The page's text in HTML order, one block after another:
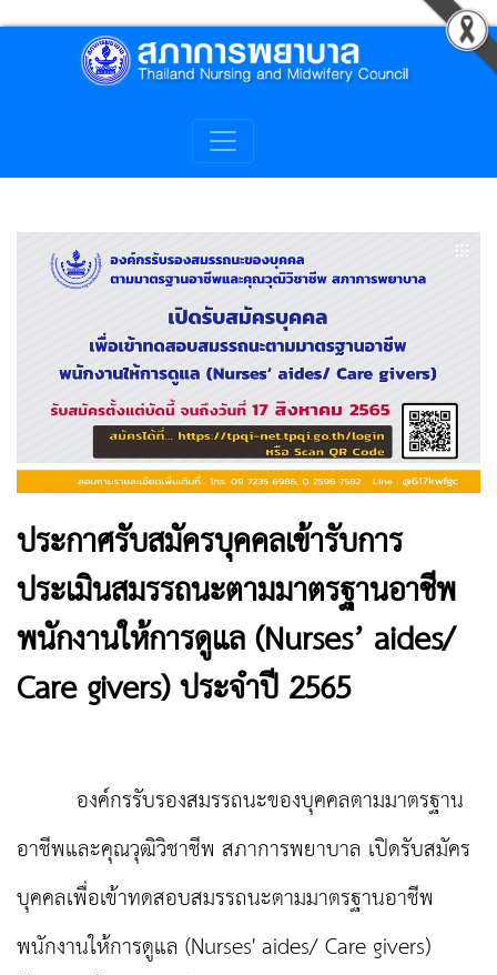
ประกาศรับสมัครบุคคลเข้ารับการ
ประเมินสมรรถนะตามมาตรฐานอาชีพ
พนักงานให้การดูแล (Nurses’ aides/
Care givers) ประจำปี 2565
องค์กรรับรองสมรรถนะของบุคคลตามมาตรฐาน
อาชีพและคุณวุฒิวิชาชีพ สภาการพยาบาล เปิดรับสมัคร
บุคคลเพื่อเข้าทดสอบสมรรถนะตามมาตรฐานอาชีพ
พนักงานให้การดูแล (Nurses' aides/ Care givers)